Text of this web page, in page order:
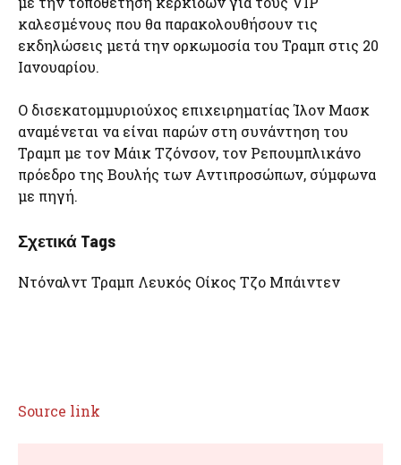
καλεσμένους που θα παρακολουθήσουν τις
εκδηλώσεις μετά την ορκωμοσία του Τραμπ στις 20
Ιανουαρίου.
Ο δισεκατομμυριούχος επιχειρηματίας Ίλον Μασκ
αναμένεται να είναι παρών στη συνάντηση του
Τραμπ με τον Μάικ Τζόνσον, τον Ρεπουμπλικάνο
πρόεδρο της Βουλής των Αντιπροσώπων, σύμφωνα
με πηγή.
Σχετικά Tags
Ντόναλντ Τραμπ Λευκός Οίκος Τζο Μπάιντεν
Source link